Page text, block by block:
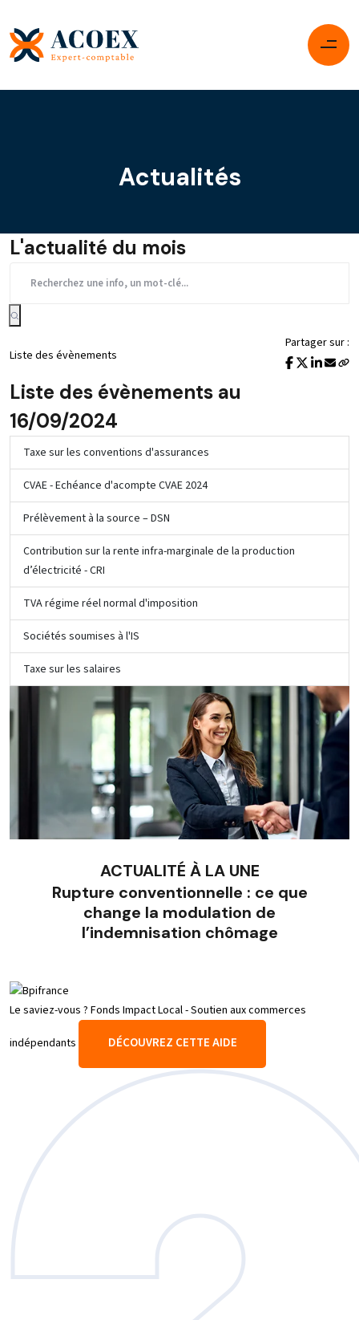
Actualités
L'actualité du mois
Liste des évènements
Partager sur :
Liste des évènements au
16/09/2024
Taxe sur les conventions d'assurances
CVAE - Echéance d'acompte CVAE 2024
Prélèvement à la source – DSN
Contribution sur la rente infra-marginale de la production
d’électricité - CRI
TVA régime réel normal d'imposition
Sociétés soumises à l'IS
Taxe sur les salaires
ACTUALITÉ À LA UNE
Rupture conventionnelle : ce que
change la modulation de
l’indemnisation chômage
Le saviez-vous ? Fonds Impact Local - Soutien aux commerces
indépendants DÉCOUVREZ CETTE AIDE